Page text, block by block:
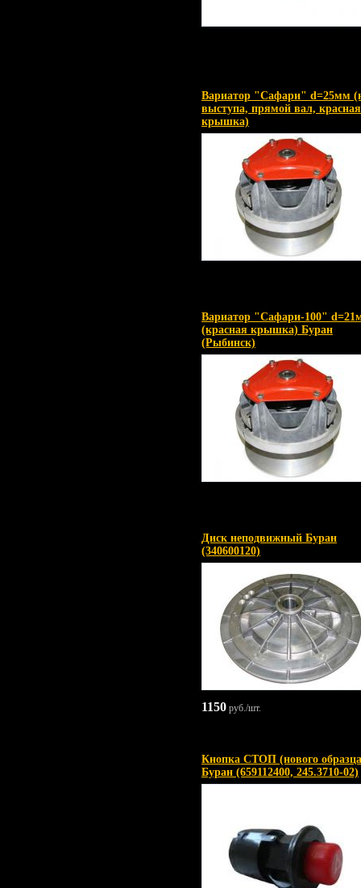
Вариатор "Сафари" d=25мм
выступа, прямой вал, красная
крышка)
Вариатор "Сафари-100"
(красная крышка) Буран
(Рыбинск)
Диск неподвижный Буран
(340600120)
1150 руб./шт.
Кнопка СТОП (нового
Буран (659112400, 245.3710-02)